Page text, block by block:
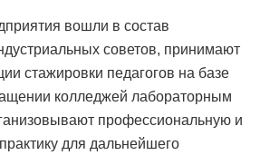
вошли в состав
советов, принимают
стажировки педагогов на базе
колледжей лабораторным
профессиональную и
для дальнейшего